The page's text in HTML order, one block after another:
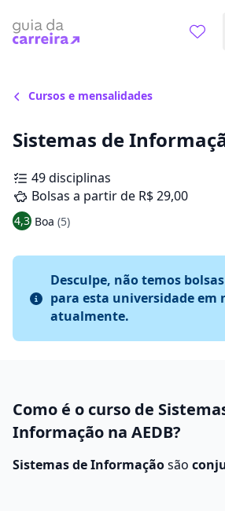
Cursos e mensalidades
Sistemas de
49 disciplinas
Bolsas a partir de R$ 29,00
4,3 Boa (5)
Desculpe, não temos
para esta universidade em
atualmente.
Como é o curso de
Informação na AEDB?
Sistemas de Informaçãosão